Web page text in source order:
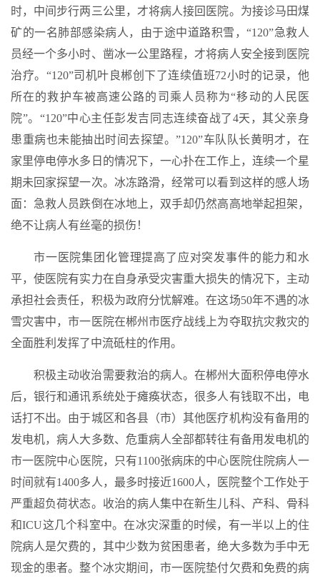
时，中间步行两三公里，才将病人接回医院。为接诊马田煤
矿的一名肺部感染病人，由于途中道路积雪，“120”急救人
员经一个多小时、凿冰一公里路程，才将病人安全接到医院
治疗。“120”司机叶良郴创下了连续值班72小时的记录，他
所在的救护车被高速公路的司乘人员称为“移动的人民医
院”。“120”中心主任彭发吉同志连续奋战了4天，其父亲身
患重病也未能抽出时间去探望。”120”车队队长黄明才，在
家里停电停水多日的情况下，一心扑在工作上，连续一个星
期未回家探望一次。冰冻路滑，经常可以看到这样的感人场
面：急救人员跌倒在冰地上，双手却仍然高高地举起担架，
绝不让病人有丝毫的损伤！
市一医院集团化管理提高了应对突发事件的能力和水
平，使医院有实力在自身承受灾害重大损失的情况下，主动
承担社会责任，积极为政府分忧解难。在这场50年不遇的冰
雪灾害中，市一医院在郴州市医疗战线上为夺取抗灾救灾的
全面胜利发挥了中流砥柱的作用。
积极主动收治需要救治的病人。在郴州大面积停电停水
后，银行和通讯系统处于瘫痪状态，很多人有钱取不出，电
话打不出。由于城区和各县（市）其他医疗机构没有备用的
发电机，病人大多数、危重病人全部都转往有备用发电机的
市一医院中心医院，只有1100张病床的中心医院住院病人一
时间就有1400多人，最多时接近1600人，医院整个工作处于
严重超负荷状态。收治的病人集中在新生儿科、产科、骨科
和ICU这几个科室中。在冰灾深重的时候，有一半以上的住
院病人是欠费的，其中少数为贫困患者，绝大多数为手中无
现金的患者。整个冰灾期间，市一医院垫付欠费和免费的病